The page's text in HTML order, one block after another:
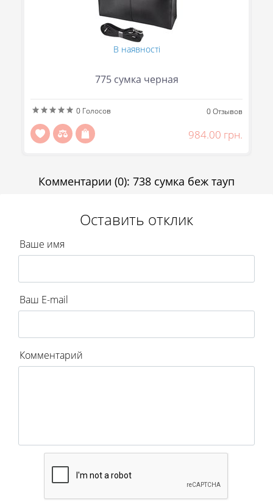
Сообщить
Передзвоніть мені
В наявності
775 сумка черная
0 Голосов 0Отзывов
984.00 грн.
Комментарии (0): 738 сумка беж тауп
Оставить отклик
Ваше имя
Ваш E-mail
Комментарий